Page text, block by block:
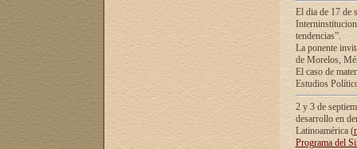
El dia de 17 de
tendencias”.
La ponente
de Morelos,
El caso de
Estudios
2 y 3 de
desarrollo en
Latinoamérica (
Programa del